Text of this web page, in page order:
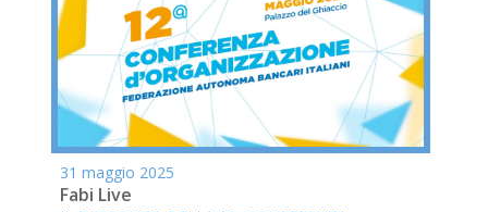
31 maggio 2025
Fabi Live